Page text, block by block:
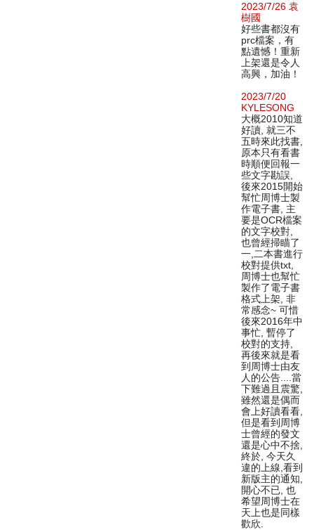
2023/7/26 袁
樹國
好些書都沒有
prc檔案，有
點遺憾！重新
上架還是令人
高興，加油！
2023/7/20
KYLESONG
大概2010知道
好讀, 就三不
五時來此找書,
原本只有看書
時順便回報一
些文字勘誤,
後來2015開始
幫忙周博士製
作電子書, 主
要是OCR檔案
的文字校對,
也曾經掃瞄了
一,二本書進行
校對提供txt,
周博士也幫忙
製作了電子書
格式上架, 非
常感念~ 可惜
後來2016年中
事忙, 暫停了
校對的支持,
再後來就是看
到周博士由友
人的公告....當
下難過且震驚,
雖然還是偶而
會上好讀看看,
但是看到周博
士曾經的發文
還是心中不捨,
終於, 今天久
違的上線,看到
新版主的通知,
開心不已, 也
希望周博士在
天上也是同樣
歡欣.